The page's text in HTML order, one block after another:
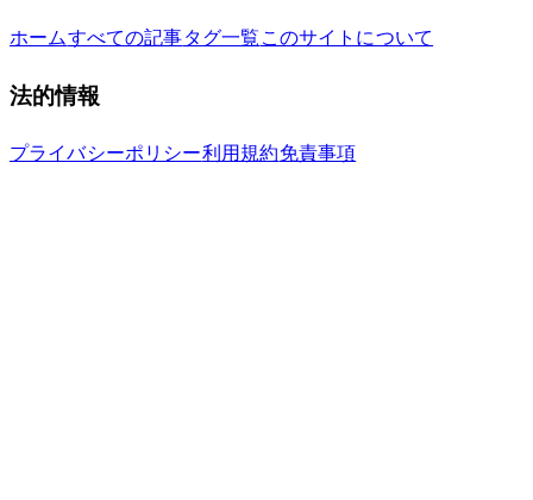
ホームすべての記事タグ一覧 このサイトについて
法的情報
プライバシーポリシー利用規約免責事項